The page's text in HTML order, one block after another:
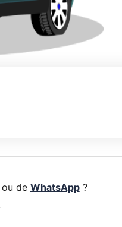
de WhatsApp?